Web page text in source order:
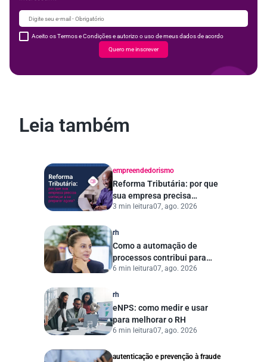
Aceito os Termos e Condições e autorizo o uso de meus dados de acordo
Quero me inscrever
Leia também
empreendedorismo
Reforma Tributária: por que
sua empresa precisa
começar a se preparar
3 min leitura07, ago. 2026
rh
Como a automação de
processos contribui para
uma gestão pública mais
6 min leitura07, ago. 2026
rh
eNPS: como medir e usar
para melhorar o RH
6 min leitura07, ago. 2026
autenticação e prevenção à fraude